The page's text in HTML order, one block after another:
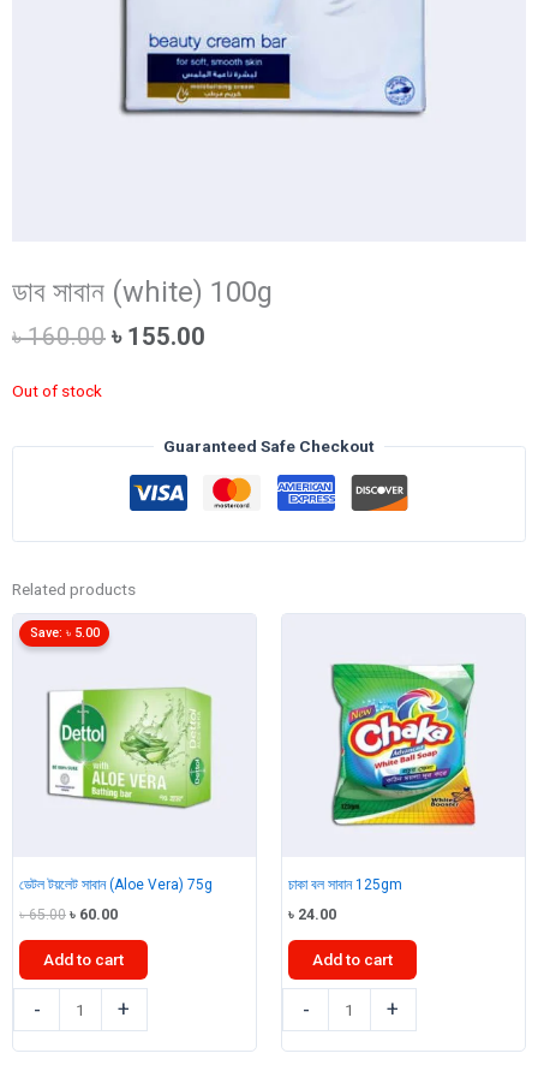
ডাব সাবান (white) 100g
৳160.00 Original
৳ 155.00
Out of stock
Guaranteed Safe Checkout
Related products
ডেটল টয়লেট সাবান (Aloe Vera) 75g
৳65.00 Original
was:
৳ 60.00Current
is:
৳ 60.00.
Save: ৳ 5.00
Add to cart
-
টয়লেট
সাবান
+
চাকা বল সাবান 125gm
৳ 24.00
Add to cart
-
বল
সাবান
+